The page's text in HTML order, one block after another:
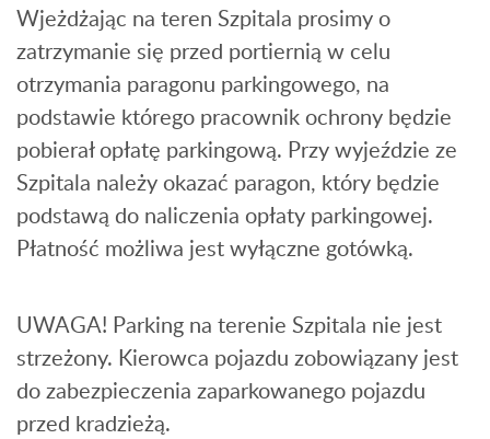
Wjeżdżając na teren Szpitala prosimy o
zatrzymanie się przed portiernią w celu
otrzymania paragonu parkingowego, na
podstawie którego pracownik ochrony będzie
pobierał opłatę parkingową. Przy wyjeździe ze
Szpitala należy okazać paragon, który będzie
podstawą do naliczenia opłaty parkingowej.
Płatność możliwa jest wyłączne gotówką.
UWAGA! Parking na terenie Szpitala nie jest
strzeżony. Kierowca pojazdu zobowiązany jest
do zabezpieczenia zaparkowanego pojazdu
przed kradzieżą.